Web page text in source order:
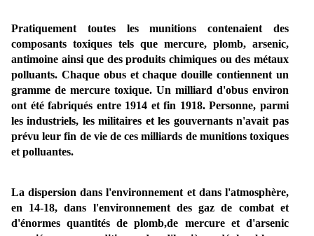
Pratiquement toutes les munitions contenaient des
composants toxiques tels que mercure, plomb, arsenic,
antimoine ainsi que des produits chimiques ou des métaux
polluants. Chaque obus et chaque douille contiennent un
gramme de mercure toxique. Un milliard d'obus environ
ont été fabriqués entre 1914 et fin 1918. Personne, parmi
les industriels, les militaires et les gouvernants n'avait pas
prévu leur fin de vie de ces milliards de munitions toxiques
et polluantes.
La dispersion dans l'environnement et dans l'atmosphère,
en 14-18, dans l'environnement des gaz de combat et
d'énormes quantités de plomb,de mercure et d'arsenic